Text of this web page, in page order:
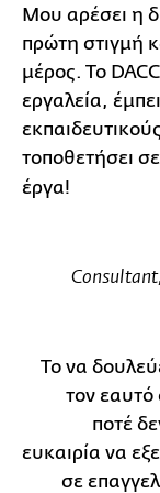
Μου αρέσει η
πρώτη στιγμή
μέρος. Το
εργαλεία,
τοποθετήσει
έργα!
Το να
τον
ποτέ
ευκαιρία να
σε